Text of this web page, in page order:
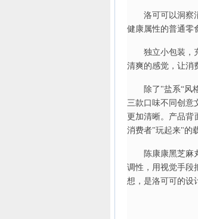
洛可可以洞察
健康属性的普通零
独立小包装，
清爽的感觉，让消
除了"盐系“风
三款口味不同创意
更加清晰。产品背
消费者"玩起来"的
陈康康黑芝麻
调性，用视觉手段
想，是洛可可的设